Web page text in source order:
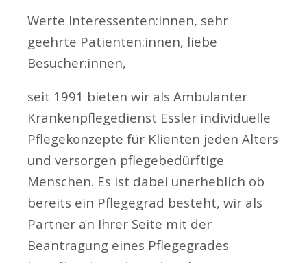
Werte Interessenten:innen, sehr
geehrte Patienten:innen, liebe
Besucher:innen,
seit 1991 bieten wir als Ambulanter
Krankenpflegedienst Essler individuelle
Pflegekonzepte für Klienten jeden Alters
und versorgen pflegebedürftige
Menschen. Es ist dabei unerheblich ob
bereits ein Pflegegrad besteht, wir als
Partner an Ihrer Seite mit der
Beantragung eines Pflegegrades